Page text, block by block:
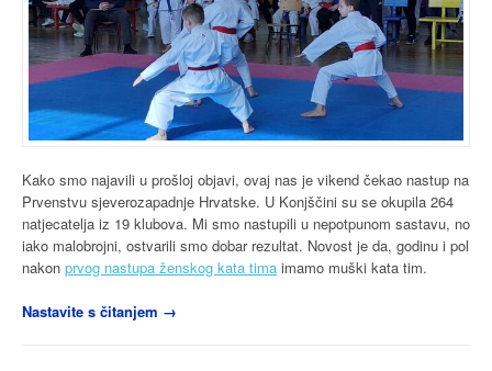
Kako smo najavili u prošloj objavi, ovaj nas je vikend čekao nastup na
Prvenstvu sjeverozapadnje Hrvatske. U Konjščini su se okupila 264
natjecatelja iz 19 klubova. Mi smo nastupili u nepotpunom sastavu, no
iako malobrojni, ostvarili smo dobar rezultat. Novost je da, godinu i pol
nakon prvog nastupa ženskog kata tima imamo muški kata tim.
Nastavite s čitanjem “Prvenstvo
→